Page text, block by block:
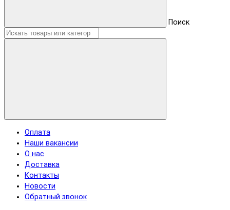
Поиск
Оплата
Наши вакансии
О нас
Доставка
Контакты
Новости
Обратный звонок